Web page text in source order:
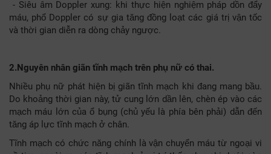
- Siêu âm Doppler xung: khi thực hiện nghiệm pháp dồn đẩy
máu, phổ Doppler có sự gia tăng đồng loạt các giá trị vận tốc
và thời gian diễn ra dòng chảy ngược.
2.Nguyên nhân giãn tĩnh mạch trên phụ nữ có thai.
Nhiều phụ nữ phát hiện bị giãn tĩnh mạch khi đang mang bầu.
Do khoảng thời gian này, tử cung lớn dần lên, chèn ép vào các
mạch máu lớn của ổ bụng (chủ yếu là phía bên phải) dẫn đến
tăng áp lực tĩnh mạch ở chân.
Tĩnh mạch có chức năng chính là vận chuyển máu từ ngoại vi